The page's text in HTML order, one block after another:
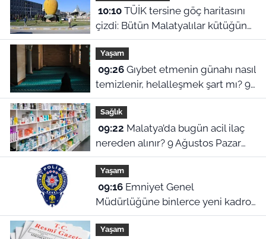
10:10TÜİK tersine göç haritasını
çizdi: Bütün Malatyalılar kütüğüne
dönse Doğu’nun megakenti
oluyor!
Yaşam
09:26Gıybet etmenin günahı nasıl
temizlenir, helalleşmek şart mı? 9
Ağustos Malatya ezan vakitleri
Sağlık
09:22
nereden alınır? 9 Ağustos Pazar
nöbetçi eczaneler
Yaşam
09:16Emniyet Genel
Müdürlüğüne binlerce yeni kadro!
Cumhurbaşkanlığı Kararı Resmi
Gazete’de
Yaşam